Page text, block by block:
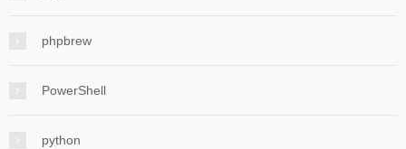
phpbrew
PowerShell
python